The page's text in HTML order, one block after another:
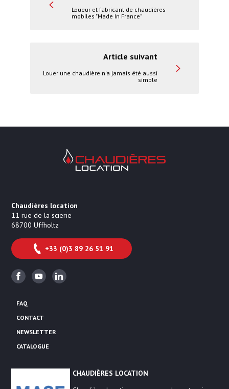
Loueur et fabricant de chaudières
mobiles "Made In France"
Article suivant
Louer une chaudière n'a jamais été aussi
simple
Chaudières Location Location de
Chaudières location
11 rue de la scierie
68700 Uffholtz
+33 (0)3 89 26 51 91
FacebookYoutubeLinkedin
FAQ
CONTACT
NEWSLETTER
CATALOGUE
CHAUDIÈRES LOCATION